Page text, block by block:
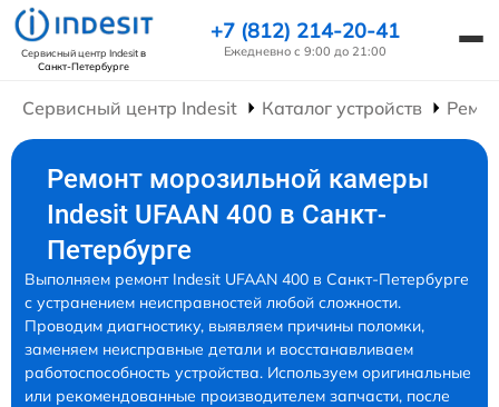
Сервисный центр Indesitв
Санкт-Петербурге
+7 (812) 214-20-41
Ежедневно с 9:00 до 21:00
Сервисный центр Indesit Каталог устройств
Ремонт морозильной камеры
Indesit UFAAN 400 в Санкт-
Петербурге
Выполняем ремонт Indesit UFAAN 400 в Санкт-Петербурге
с устранением неисправностей любой сложности.
Проводим диагностику, выявляем причины поломки,
заменяем неисправные детали и восстанавливаем
работоспособность устройства. Используем оригинальные
или рекомендованные производителем запчасти, после